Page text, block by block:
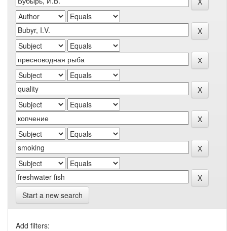
Start a new search
Add filters: